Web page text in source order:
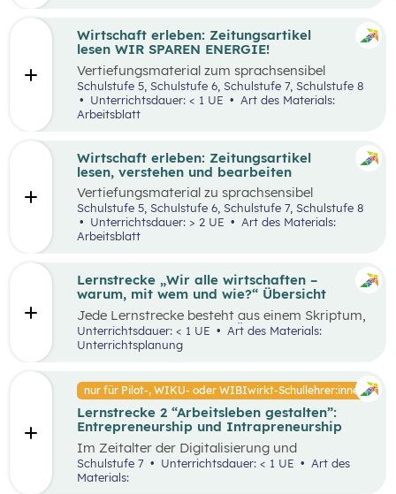
Wirtschaft erleben: Zeitungsartikel
lesen WIR SPAREN ENERGIE!
Vertiefungsmaterial zum sprachsensibel
aufbereiteten Zeitungsartikel “Wir sparen
Energie”.
Schulstufe 5, Schulstufe 6, Schulstufe 7, Schulstufe 8
Unterrichtsdauer: < 1 UE
Arbeitsblatt
Wirtschaft erleben: Zeitungsartikel
lesen, verstehen und bearbeiten
Vertiefungsmaterial zu sprachsensibel
aufbereiteten Zeitungsartikeln.
Schulstufe 5, Schulstufe 6, Schulstufe 7, Schulstufe 8
Unterrichtsdauer: > 2 UE
Art des Materials:
Arbeitsblatt
Lernstrecke „Wir alle wirtschaften –
warum, mit wem und wie?“ Übersicht
Jede Lernstrecke besteht aus einem Skriptum,
welches dazu dient einen Überblick über die
jeweilige Lernstrecke zu erhalten. Mit
dem eigenen Unterrichtsgegenstand
Wissen und entwickeln Fähigkeiten,
Einstellungen und Verhaltensbereitschaften, die
sie in ökonomisch geprägten Lebenssituationen
benötigen. Diese sollen ihnen dabei helfen,
ökonomische Herausforderungen, Aufgaben
und Problemstellungen erkennen, analysieren,
beurteilen und erfolgreich bewältigen zu
können.
Unterrichtsdauer: < 1 UE
Unterrichtsplanung
nur für Pilot-, WIKU- oder WIBIwirkt-Schullehrer:innen
Lernstrecke 2 “Arbeitsleben gestalten”:
Entrepreneurship und Intrapreneurship
Im Zeitalter der Digitalisierung und
Globalisierung sowie der dynamischen
Wirtschaft ist es von großer Bedeutung,
Schulstufe 7 Unterrichtsdauer: < 1 UE
Materials: